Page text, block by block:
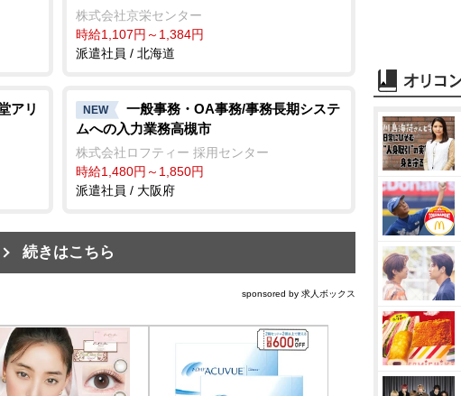
株式会社京栄センター
時給1,107円～1,384円
派遣社員 / 北海道
アリ NEW
一般事務・OA事務/事務長期システ
ムへの入力業務高槻市
株式会社ロフティー 採用センター
時給1,480円～1,850円
派遣社員 / 大阪府
続きはこちら
sponsored by 求人ボックス